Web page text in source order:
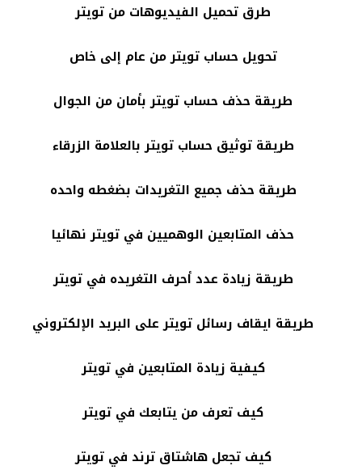
طرق تحميل الفيديوهات من تويتر
تحويل حساب تويتر من عام إلى خاص
طريقة حذف حساب تويتر بأمان من الجوال
طريقة توثيق حساب تويتر بالعلامة الزرقاء
طريقة حذف جميع التغريدات بضغطه واحده
حذف المتابعين الوهميين في تويتر نهائيا
طريقة زيادة عدد أحرف التغريده في تويتر
طريقة ايقاف رسائل تويتر على البريد الإلكتروني
كيفية زيادة المتابعين في تويتر
كيف تعرف من يتابعك في تويتر
كيف تجعل هاشتاق ترند في تويتر